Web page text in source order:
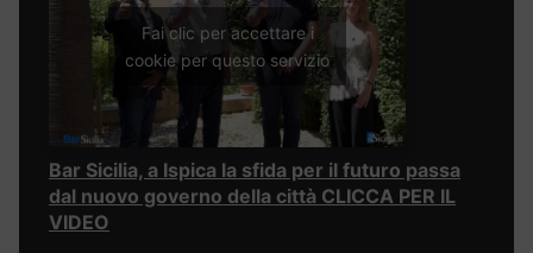
Fai clic per accettare i
cookie per questo servizio
Bar Sicilia, a Ispica la sfida per il futuro passa
dal nuovo governo della città CLICCA PER IL
VIDEO